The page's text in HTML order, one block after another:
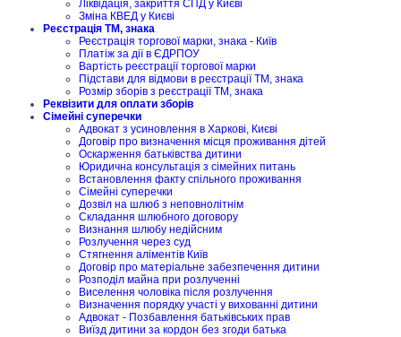
Ліквідація, закриття СПД у Києві
Зміна КВЕД у Києві
Реєстрація ТМ, знака
Реєстрація торгової марки, знака - Київ
Платіж за дії в ЄДРПОУ
Вартість реєстрації торгової марки
Підстави для відмови в реєстрації ТМ, знака
Розмір зборів з реєстрації ТМ, знака
Реквізити для оплати зборів
Сімейні суперечки
Адвокат з усиновлення в Харкові, Києві
Договір про визначення місця проживання дітей
Оскарження батьківства дитини
Юридична консультація з сімейних питань
Встановлення факту спільного проживання
Сімейні суперечки
Дозвіл на шлюб з неповнолітнім
Складання шлюбного договору
Визнання шлюбу недійсним
Розлучення через суд
Стягнення аліментів Київ
Договір про матеріальне забезпечення дитини
Розподіл майна при розлученні
Виселення чоловіка після розлучення
Визначення порядку участі у вихованні дитини
Адвокат - Позбавлення батьківських прав
Виїзд дитини за кордон без згоди батька